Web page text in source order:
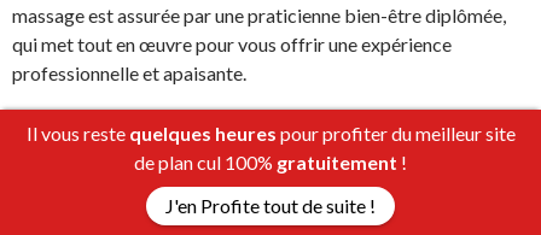
massage est assurée par une praticienne bien-être diplômée,
qui met tout en œuvre pour vous offrir une expérience
professionnelle et apaisante.
Un massage personnalisé sur mesure
avec des huiles essentielles naturelles
Lors de ma séance, j’ai été agréablement surprise par la qualité
Il vous reste quelques heures pour profiter du meilleur site
de plan cul 100% gratuitement !
J'en Profite tout de suite !